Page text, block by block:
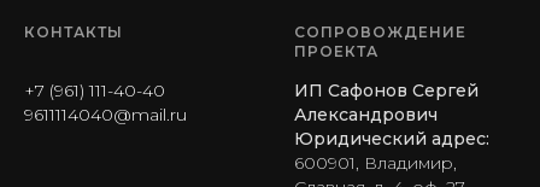
КОНТАКТЫ
+7 (961) 111-40-40
9611114040@mail.ru
СОПРОВОЖДЕНИЕ
ПРОЕКТА
ИП Сафонов Сергей
Александрович
Юридический адрес:
600901, Владимир,